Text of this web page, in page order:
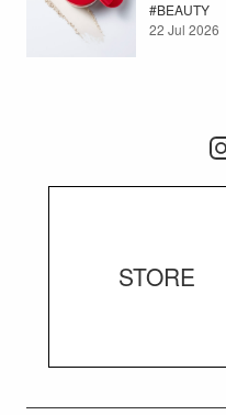
BEAUTY
22 Jul 2026
STORE